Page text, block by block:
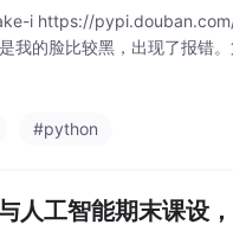
i https://
我的脸比较黑，出现了报
#python
人工智能期末课设